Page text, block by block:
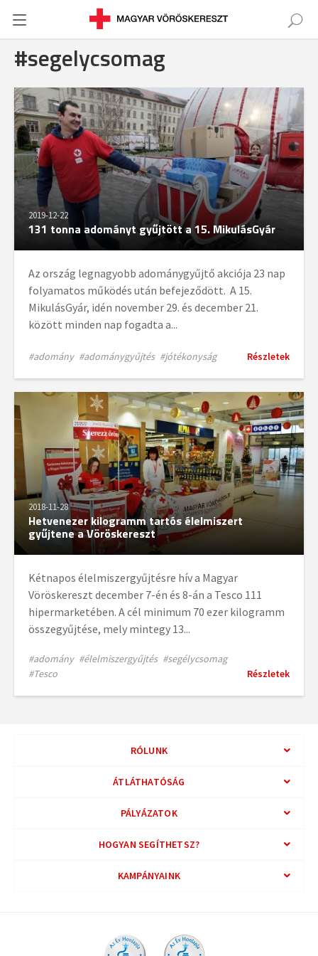
#segelycsomag
2019-12-22
131 tonna adományt gyűjtött a 15. MikulásGyár
Az ország legnagyobb adománygyűjtő akciója 23 nap
folyamatos működés után befejeződött. A 15.
MikulásGyár, idén november 29. és december 21.
között minden nap fogadta a...
#adomány #adománygyűjtés #jótékonyság Részletek
2018-11-28
Hetvenezer kilogramm tartós élelmiszert
gyűjtene a Vöröskereszt
Kétnapos élelmiszergyűjtésre hív a Magyar
Vöröskereszt december 7-én és 8-án a Tesco 111
hipermarketében. A cél minimum 70 ezer kilogramm
összegyűjtése, mely mintegy 13...
#adomány #élelmiszergyűjtés #segélycsomag
#Tesco
Részletek
RÓLUNK
ÁTLÁTHATÓSÁG
PÁLYÁZATOK
HOGYAN SEGÍTHETSZ?
KAMPÁNYAINK